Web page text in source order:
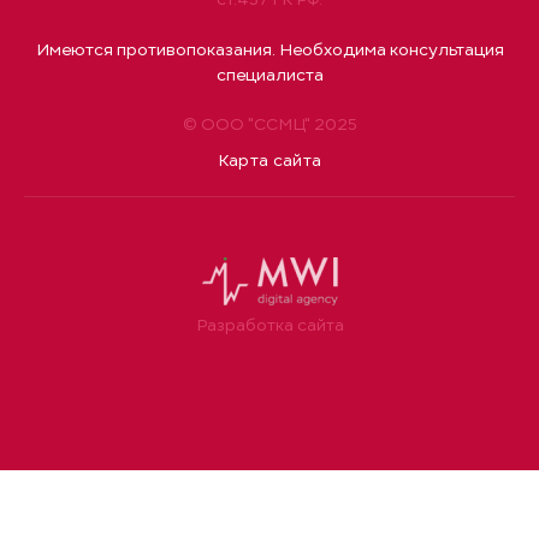
© ООО "ССМЦ" 2025
Карта сайта
Имеются противопоказания. Необходима консультация
специалиста
Разработка сайта